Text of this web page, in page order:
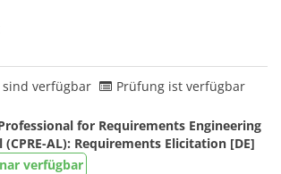
sind verfügbar Prüfung ist verfügbar
for Requirements Engineering
(CPRE-AL): Requirements Elicitation [DE]
verfügbar